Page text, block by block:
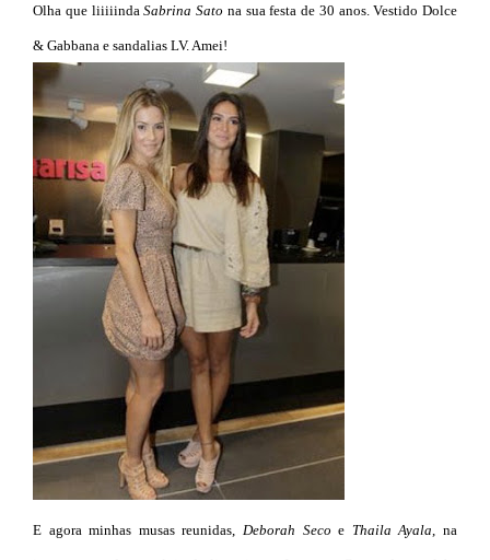
Olha que liiiiindaSabrina Sato na sua festa de 30 anos. Vestido Dolce
& Gabbana e sandalias LV. Amei!
E agora minhas musas reunidas, Deborah Seco e Thaila Ayala , na